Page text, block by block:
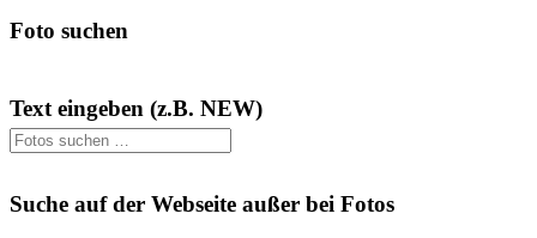
Foto suchen
Text eingeben (z.B. NEW)
Suche auf der Webseite außer bei Fotos